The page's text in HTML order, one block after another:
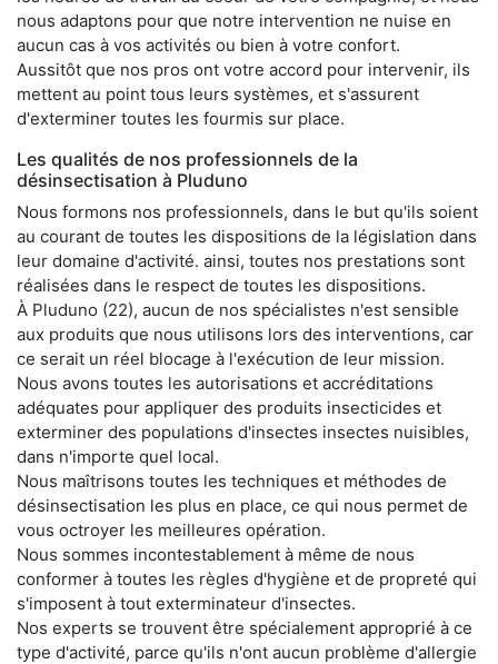
nous adaptons pour que notre intervention ne nuise en
aucun cas à vos activités ou bien à votre confort.
Aussitôt que nos pros ont votre accord pour intervenir, ils
mettent au point tous leurs systèmes, et s'assurent
d'exterminer toutes les fourmis sur place.
Les qualités de nos professionnels de la
désinsectisation à Pluduno
Nous formons nos professionnels, dans le but qu'ils soient
au courant de toutes les dispositions de la législation dans
leur domaine d'activité. ainsi, toutes nos prestations sont
réalisées dans le respect de toutes les dispositions.
À Pluduno (22), aucun de nos spécialistes n'est sensible
aux produits que nous utilisons lors des interventions, car
ce serait un réel blocage à l'exécution de leur mission.
Nous avons toutes les autorisations et accréditations
adéquates pour appliquer des produits insecticides et
exterminer des populations d'insectes insectes nuisibles,
dans n'importe quel local.
Nous maîtrisons toutes les techniques et méthodes de
désinsectisation les plus en place, ce qui nous permet de
vous octroyer les meilleures opération.
Nous sommes incontestablement à même de nous
conformer à toutes les règles d'hygiène et de propreté qui
s'imposent à tout exterminateur d'insectes.
Nos experts se trouvent être spécialement approprié à ce
type d'activité, parce qu'ils n'ont aucun problème d'allergie